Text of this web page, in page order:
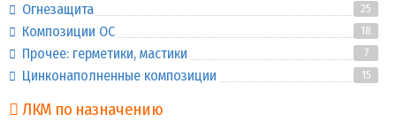
Огнезащита 25
Композиции ОС 18
Прочее: герметики, мастики 7
Цинконаполненные композиции 15
ЛКМ по назначению